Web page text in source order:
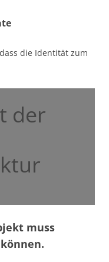
die Identität zum
der
muss